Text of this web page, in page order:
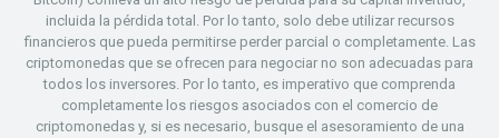
incluida la pérdida total. Por lo tanto, solo debe utilizar recursos
financieros que pueda permitirse perder parcial o completamente. Las
criptomonedas que se ofrecen para negociar no son adecuadas para
todos los inversores. Por lo tanto, es imperativo que comprenda
completamente los riesgos asociados con el comercio de
criptomonedas y, si es necesario, busque el asesoramiento de una